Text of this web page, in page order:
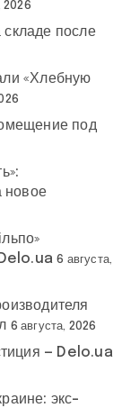
2026
после
«Хлебную
под
новое
6 августа,
6 августа, 2026
— Delo.ua
экс-